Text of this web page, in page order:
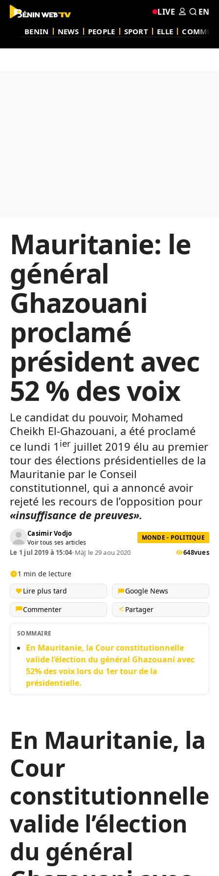
BENIN NEWS PEOPLE SPORT ELLE
LIVE EN
Mauritanie: le
général
Ghazouani
proclamé
président avec
52 % des voix
Le candidat du pouvoir, Mohamed
Cheikh El-Ghazouani, a été proclamé
ce lundi 1 ier juillet 2019 élu au premier
tour des élections présidentielles de la
Mauritanie par le Conseil
constitutionnel, qui a annoncé avoir
rejeté les recours de l’opposition pour
«insuffisance de preuves».
Casimir Vodjo
Voir tous ses articles
MONDE - POLITIQUE
Le 1 jul 2019 à 15:04•MàJ le 29 aou 2020 648vues
1 min de lecture
Lire plus tard
Google News
Commenter
Partager
SOMMAIRE
En Mauritanie, la Cour constitutionnelle
valide l’élection du général Ghazouani avec
52% des voix lors du 1er tour de la
présidentielle.
En Mauritanie, la
Cour
constitutionnelle
valide l’élection
du général